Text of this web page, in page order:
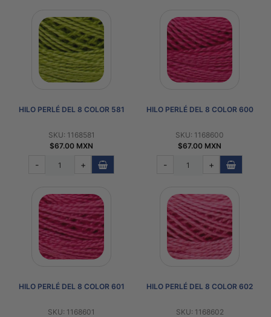
HILO PERLÉ DEL 8 COLOR 581
SKU: 1168581
$67.00 MXN
- +
HILO PERLÉ DEL 8 COLOR 600
SKU: 1168600
$67.00 MXN
- +
HILO PERLÉ DEL 8 COLOR 601
SKU: 1168601
HILO PERLÉ DEL 8 COLOR 602
SKU: 1168602